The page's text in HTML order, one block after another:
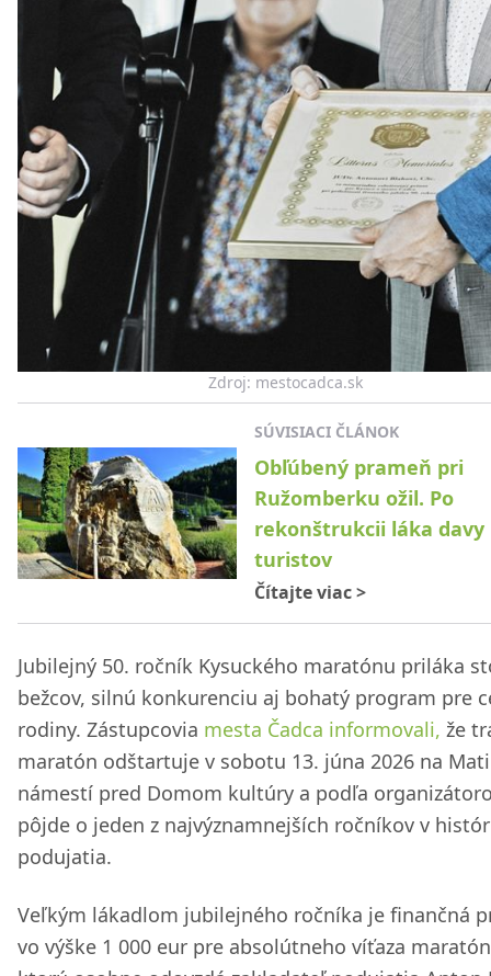
Zdroj: mestocadca.sk
SÚVISIACI ČLÁNOK
Obľúbený prameň pri
Ružomberku ožil. Po
rekonštrukcii láka davy
turistov
Čítajte viac>
Jubilejný 50. ročník Kysuckého maratónu priláka
bežcov, silnú konkurenciu aj bohatý program pre
rodiny. Zástupcovia mesta Čadca informovali, že
maratón odštartuje v sobotu 13. júna 2026 na
námestí pred Domom kultúry a podľa
pôjde o jeden z najvýznamnejších ročníkov v
podujatia.
Veľkým lákadlom jubilejného ročníka je finančná
vo výške 1 000 eur pre absolútneho víťaza